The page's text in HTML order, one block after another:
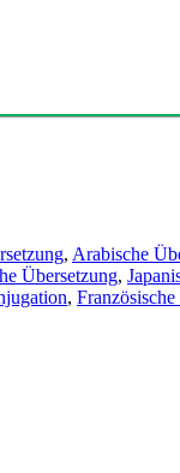
, Arabische
Übersetzung,
,